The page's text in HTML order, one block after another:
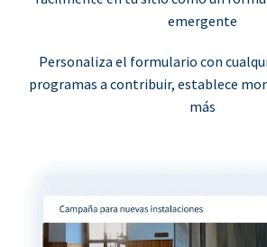
emergente
Personaliza el formulario con
programas a contribuir, establece
más